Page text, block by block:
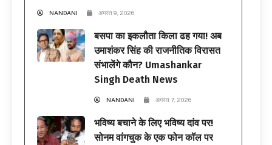
NANDANI अगस्त 9, 2026
बसपा का इकलौता किला ढह गया! अब
उमाशंकर सिंह की राजनीतिक विरासत
संभालेंगे कौन? Umashankar
Singh Death News
NANDANI अगस्त 7, 2026
भविष्य बचाने के लिए भविष्य दांव पर!
सोनम वांगचुक के एक फोन कॉल पर